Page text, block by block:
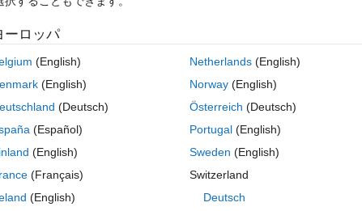
0 投票
columns are the lightning stroke counts. How to make a
Matlab R2017a?
ーロッパ
(English)
(English)
(Deutsch)
(Español)
(English)
(Français)
(English)
Netherlands(English)
Norway(English)
Österreich (Deutsch)
Portugal(English)
Sweden (English)
Switzerland
Deutsch